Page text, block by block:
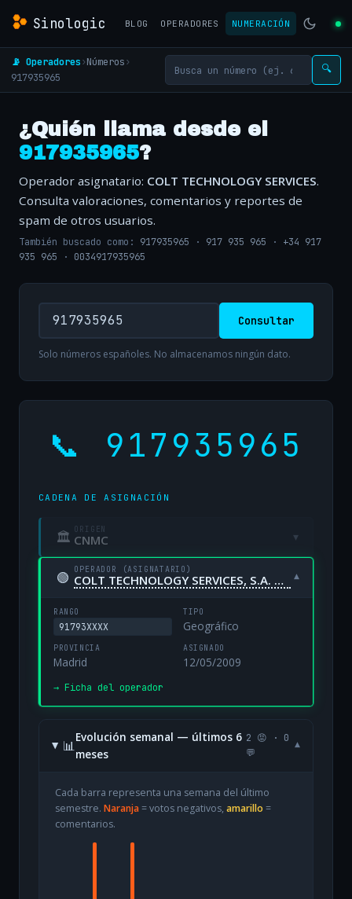
Sinologic BLOG OPERADORES NUMERACIÓN
📡 Operadores›Números›
917935965
🔍
¿Quién llama desde el
917935965?
Operador asignatario: COLT TECHNOLOGY SERVICES.
Consulta valoraciones, comentarios y reportes de
spam de otros usuarios.
También buscado como: 917935965 · 917 935 965 · +34 917
935 965 · 0034917935965
Consultar
Solo números españoles. No almacenamos ningún dato.
📞 917935965
CADENA DE ASIGNACIÓN
🏛 ORIGEN
CNMC ▾
🟢 OPERADOR (ASIGNATARIO)
COLT TECHNOLOGY SERVICES, S.A. UNIPERSONAL ▾
RANGO
91793XXXX
TIPO
Geográfico
PROVINCIA
Madrid
ASIGNADO
12/05/2009
→ Ficha del operador
📊
Evolución semanal — últimos 6
meses
2 😡 · 0
💬
▾
Cada barra representa una semana del último
semestre. Naranja= votos negativos, amarillo =
comentarios.